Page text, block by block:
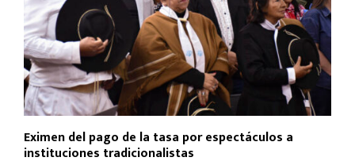
Eximen del pago de la tasa por espectáculos a
instituciones tradicionalistas